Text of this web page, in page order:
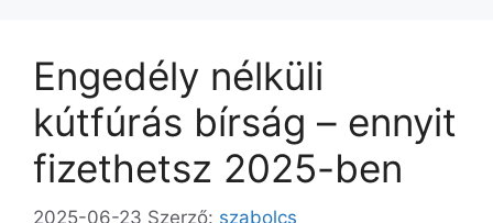
Engedély nélküli
kútfúrás bírság – ennyit
fizethetsz 2025-ben
2025-06-23 Szerző: szabolcs